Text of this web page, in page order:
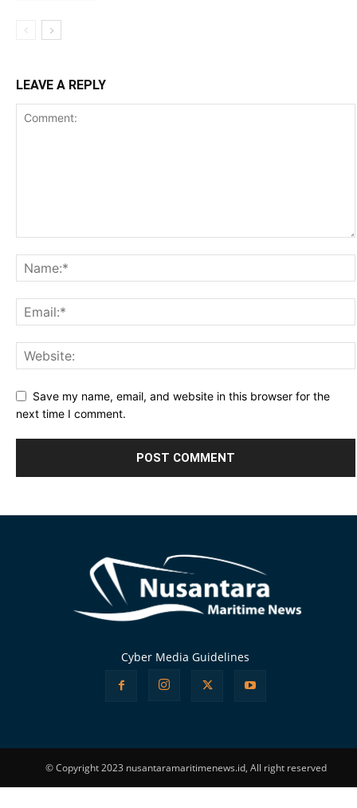
LEAVE A REPLY
Save my name, email, and website in this browser for the
next time I comment.
Cyber Media Guidelines
© Copyright 2023 nusantaramaritimenews.id, All right reserved